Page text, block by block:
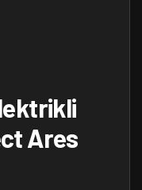
Ares